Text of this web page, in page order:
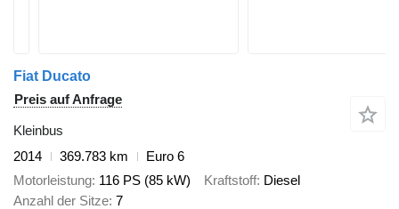
Fiat Ducato
Preis auf Anfrage
Kleinbus
2014
369.783 km
Euro 6
Motorleistung 116 PS (85 kW) Kraftstoff Diesel
Anzahl der Sitze 7